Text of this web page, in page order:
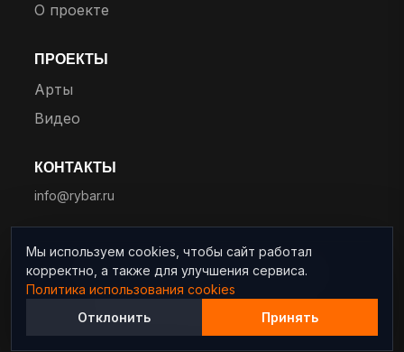
О проекте
ПРОЕКТЫ
Арты
Видео
КОНТАКТЫ
info@rybar.ru
© 2025 RYBAR. Все права защищены.
Мы используем cookies, чтобы сайт работал
корректно, а также для улучшения сервиса.
Политика использования cookies
Отклонить
Принять